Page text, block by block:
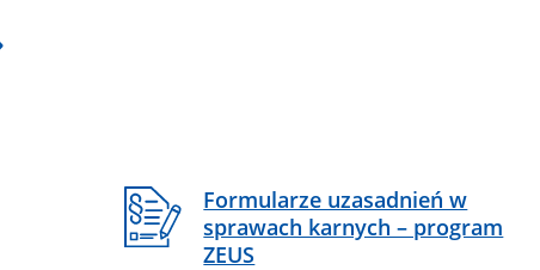
Formularze uzasadnień w
sprawach karnych – program
ZEUS